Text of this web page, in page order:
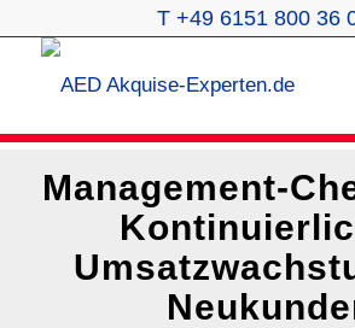
T +49 6151 800 36
Management-